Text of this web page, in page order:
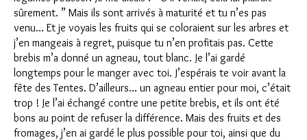
sûrement. ” Mais ils sont arrivés à maturité et tu n’es pas
venu… Et je voyais les fruits qui se coloraient sur les arbres et
j’en mangeais à regret, puisque tu n’en profitais pas. Cette
brebis m’a donné un agneau, tout blanc. Je l’ai gardé
longtemps pour le manger avec toi. J’espérais te voir avant la
fête des Tentes. D’ailleurs… un agneau entier pour moi, c’était
trop ! Je l’ai échangé contre une petite brebis, et ils ont été
bons au point de refuser la différence. Mais des fruits et des
fromages, j’en ai gardé le plus possible pour toi, ainsi que du